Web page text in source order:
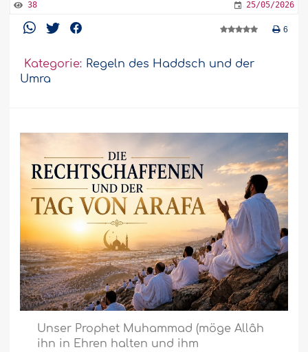
38 25/05/2026
6
Kategorie: Regeln des Haddsch und der
Umra
Unser Prophet Muhammad (möge Allâh
ihn in Ehren halten und ihm